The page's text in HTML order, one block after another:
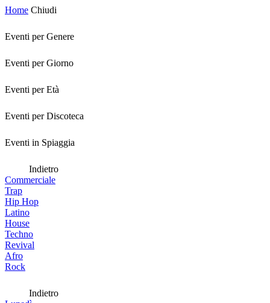
Home Chiudi
Eventi per Genere
Eventi per Giorno
Eventi per Età
Eventi per Discoteca
Eventi in Spiaggia
Indietro
Commerciale
Trap
Hip Hop
Latino
House
Techno
Revival
Afro
Rock
Indietro